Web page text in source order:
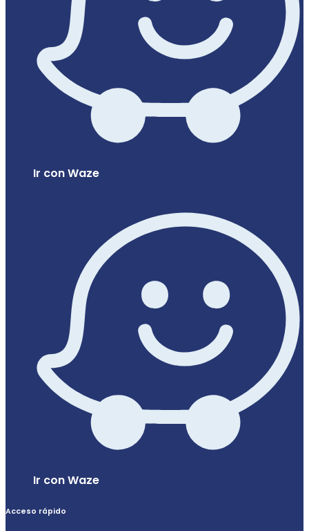
Ir con Waze
Ir con Waze
Acceso rápido